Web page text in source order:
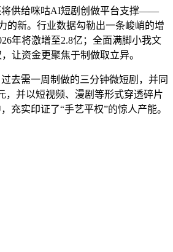
将供给咪咕AI短剧创做平台支撑——
的新。行业数据勾勒出一条峻峭的增
年将激增至2.8亿；全面满脚小我文
让资金更聚焦于制做取立异。
去需一周制做的三分钟微短剧，并同
，并以短视频、漫剧等形式穿透碎片
实印证了“手艺平权”的惊人产能。